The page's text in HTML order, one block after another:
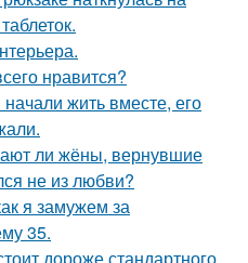
нравится?
жить вместе, его
ли жёны, вернувшие
не из любви?
я замужем за
35.